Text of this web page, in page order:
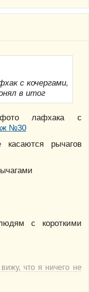
с кочергами,
в итог
лафхака с
рычагов
с короткими
что я ничего не